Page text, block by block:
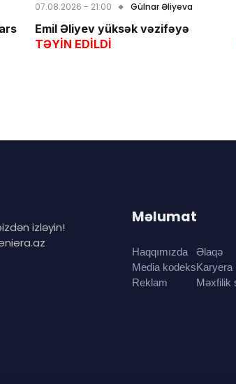
07.08.2026 - 21:00 Gülnar Əliyeva
Emil Əliyev yüksək vəzifəyə
TƏYİN EDİLDİ
izləyin!
Məlumat
Haqqımızda
Media kodeks
Reklam
Əlaqə
Karyera
Məxfilik